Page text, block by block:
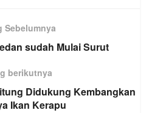
Sebelumnya
sudah Mulai Surut
berikutnya
Didukung Kembangkan
Ikan Kerapu